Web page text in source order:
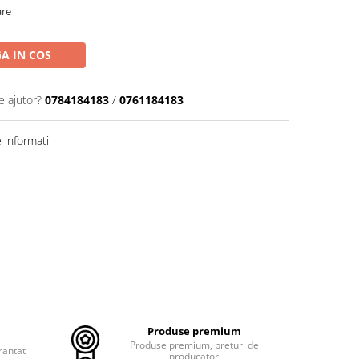
IN COS
ajutor? 0784184183 / 0761184183
informatii
Produse premium
Produse premium, preturi de
producator